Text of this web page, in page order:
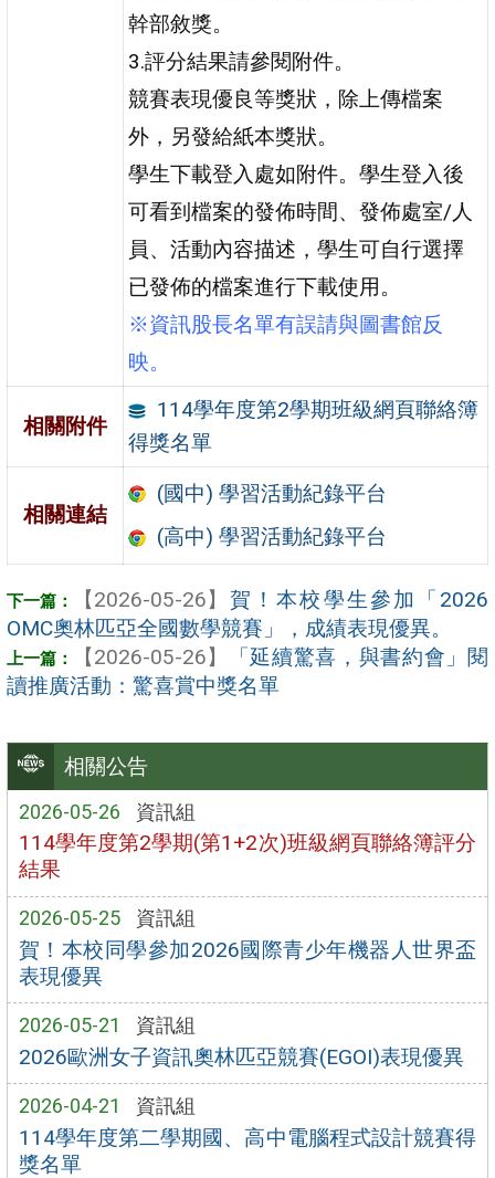
相關公告
2026-05-26 資訊組
114學年度第2學期(第1+2次)班級網頁聯絡簿評分
結果
2026-05-25 資訊組
賀！本校同學參加2026國際青少年機器人世界盃
表現優異
2026-05-21 資訊組
2026歐洲女子資訊奧林匹亞競賽(EGOI)表現優異
2026-04-21 資訊組
114學年度第二學期國、高中電腦程式設計競賽得
獎名單
幹部敘獎。
3.評分結果請參閱附件。
競賽表現優良等獎狀，除上傳檔案
外，另發給紙本獎狀。
學生下載登入處如附件。學生登入後
可看到檔案的發佈時間、發佈處室/人
員、活動內容描述，學生可自行選擇
已發佈的檔案進行下載使用。
※資訊股長名單有誤請與圖書館反
映。
相關附件
114學年度第2學期班級網頁聯絡簿
得獎名單
相關連結
(國中) 學習活動紀錄平台
(高中) 學習活動紀錄平台
【2026-05-26】
賀！本校學生參加「2026
OMC奧林匹亞全國數學競賽」，成績表現優異。
【2026-05-26】
「延續驚喜，與書約會」閱
讀推廣活動：驚喜賞中獎名單